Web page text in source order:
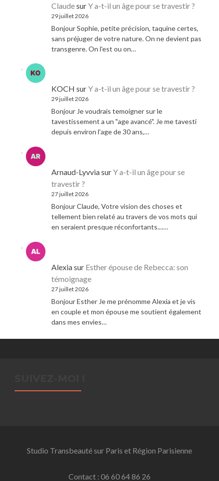
ClaudesurY a-t-il un âge pour se travestir ?
29 juillet 2026
Bonjour Sophie, petite précision, taquine certes,
sans préjuger de votre nature. On ne devient pas
transgenre. On l'est ou on…
KOCH surY a-t-il un âge pour se travestir ?
29 juillet 2026
Bonjour Je voudrais temoigner sur le
tavestissement a un "age avancé". Je me tavesti
depuis environ l'age de 30 ans,…
Arnaud-LyvviasurY a-t-il un âge pour se
travestir ?
27 juillet 2026
Bonjour Claude, Votre vision des choses et
tellement bien relaté au travers de vos mots qui
en seraient presque réconfortants....…
Alexiasur Esther épouse de Rebecca: son
témoignage
27 juillet 2026
Bonjour Esther Je me prénomme Alexia et je vis
en couple et mon épouse me soutient également
dans mes envies…
Studio Transbeauté sur Paris et Région Parisienne
Contact : 06 60 64 86 26